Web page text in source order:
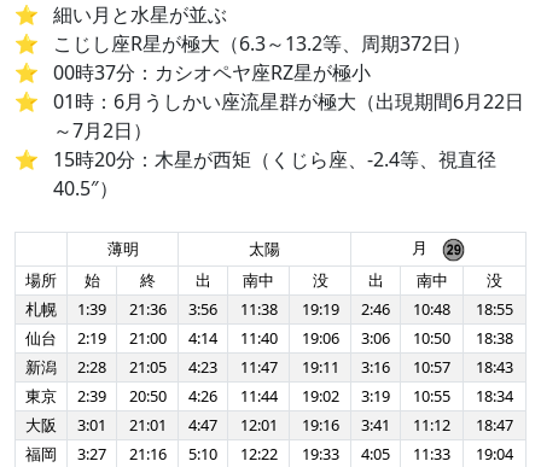
細い月と水星が並ぶ
こじし座R星が極大（6.3～13.2等、周期372日）
00時37分：カシオペヤ座RZ星が極小
01時：6月うしかい座流星群が極大（出現期間6月22日
～7月2日）
15時20分：木星が西矩（くじら座、-2.4等、視直径
40.5″）
薄明 太陽
月
場所
始 終 出 南中 没 出 南中
没
札幌
1:39 21:36 3:56 11:38 19:19 2:46 10:48
18:55
仙台
2:19 21:00 4:14 11:40 19:06 3:06 10:50
18:38
新潟
2:28 21:05 4:23 11:47 19:11 3:16 10:57
18:43
東京
2:39 20:50 4:26 11:44 19:02 3:19 10:55
18:34
大阪
3:01 21:01 4:47 12:01 19:16 3:41 11:12
18:47
福岡
3:27 21:16 5:10 12:22 19:33 4:05 11:33
19:04